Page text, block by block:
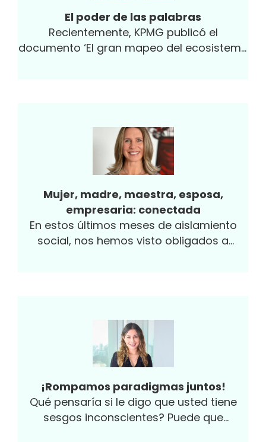
El poder de las palabras
Recientemente, KPMG publicó el
documento ‘El gran mapeo del ecosistema
políticas públicas que impulsen el
desarrollo del emprendimiento.
Mujer, madre, maestra, esposa,
empresaria: conectada
En estos últimos meses de aislamiento
social, nos hemos visto obligados a
¡Rompamos paradigmas juntos!
Qué pensaría si le digo que usted tiene
sesgos inconscientes? Puede que